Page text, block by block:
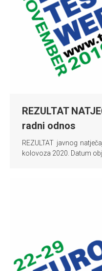
REZULTAT
radni odnos
REZULTAT javnog
kolovoza 2020. Datum